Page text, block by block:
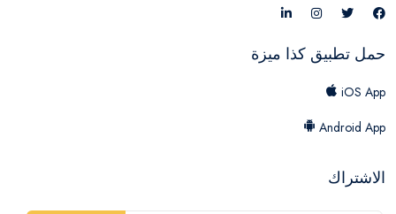
حمل تطبيق كذا ميزة
iOS App
Android App
الاشتراك